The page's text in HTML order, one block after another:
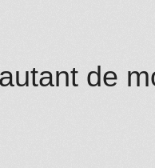
de